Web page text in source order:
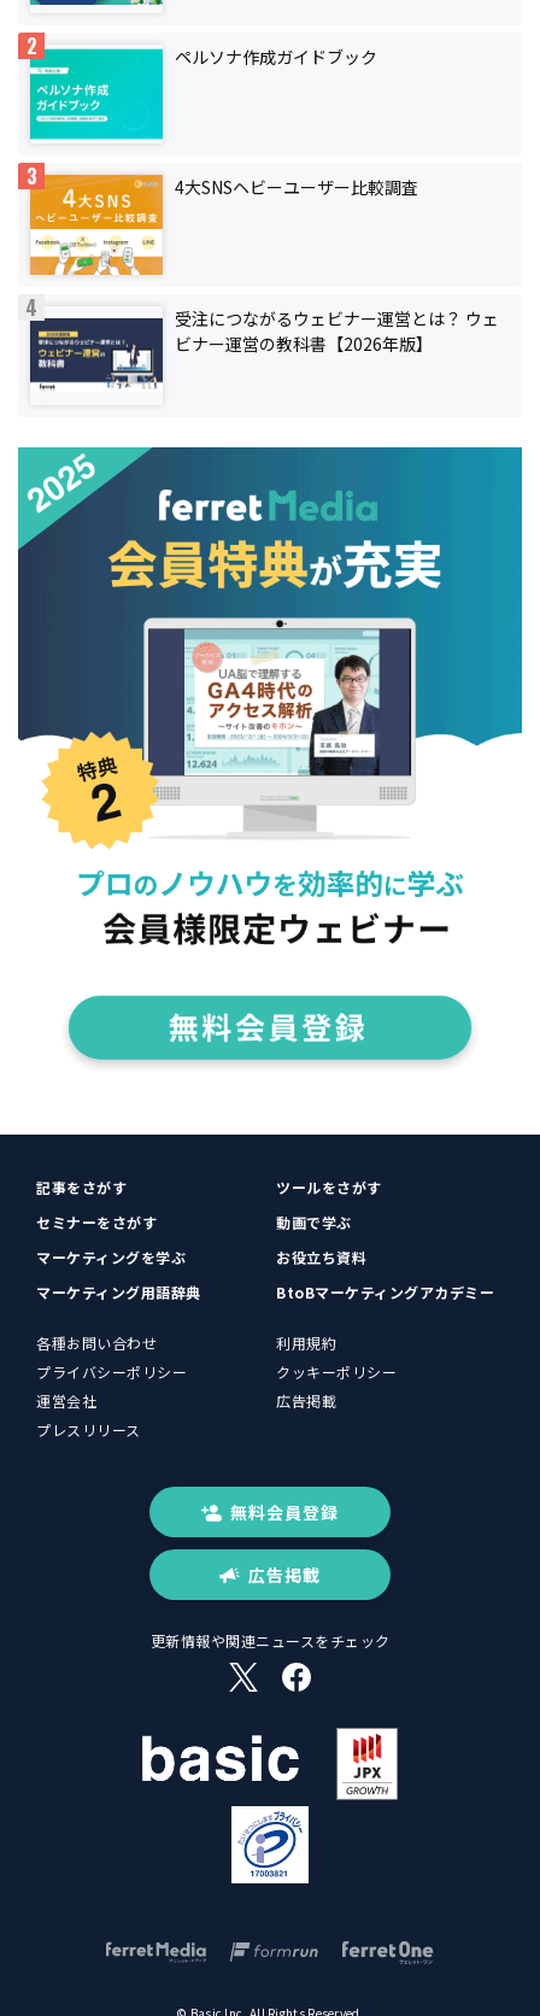
ペルソナ作成ガイドブック
4大SNSヘビーユーザー比較調査
受注につながるウェビナー運営とは？ ウェ
ビナー運営の教科書【2026年版】
記事をさがす
ツールをさがす
セミナーをさがす
動画で学ぶ
マーケティングを学ぶ
お役立ち資料
マーケティング用語辞典
BtoBマーケティングアカデミー
各種お問い合わせ
利用規約
プライバシーポリシー
クッキーポリシー
運営会社
広告掲載
プレスリリース
無料会員登録
広告掲載
更新情報や関連ニュースをチェック